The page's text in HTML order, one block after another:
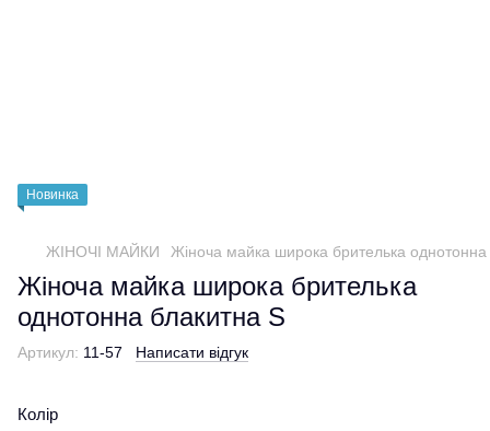
Новинка
ЖІНОЧІ МАЙКИ Жіноча майка широка брителька однотонна
Жіноча майка широка брителька
однотонна блакитна S
Артикул: 11-57 Написати відгук
Колір